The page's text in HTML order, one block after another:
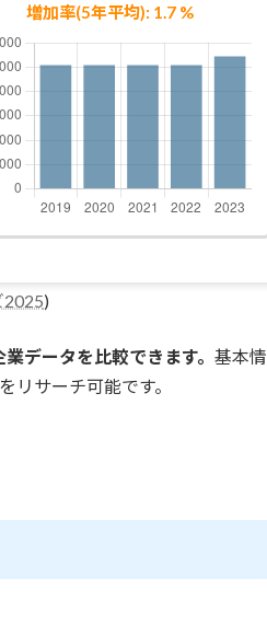
増加率(5年平均): 1.7 %
2025)
データを比較できます。 基本情
リサーチ可能です。